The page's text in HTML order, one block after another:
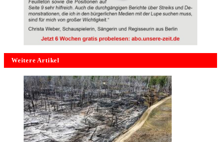
Weitere Artikel